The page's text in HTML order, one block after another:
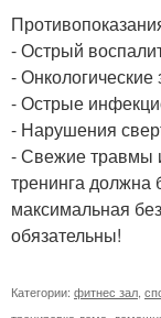
- Острый
-
- Острые
- Нарушения
- Свежие травмы
тренинга должна
максимальная
обязательны!
Категории: фитнес зал